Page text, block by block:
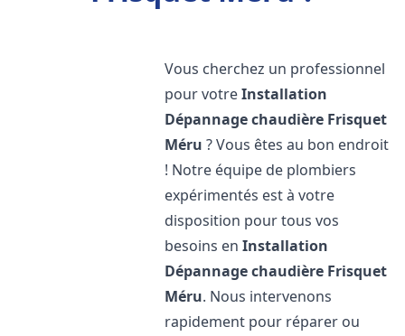
Vous cherchez un professionnel
pour votreInstallation
Dépannage chaudière Frisquet
Méru ? Vous êtes au bon endroit
! Notre équipe de plombiers
expérimentés est à votre
disposition pour tous vos
besoins enInstallation
Dépannage chaudière Frisquet
Méru. Nous intervenons
rapidement pour réparer ou